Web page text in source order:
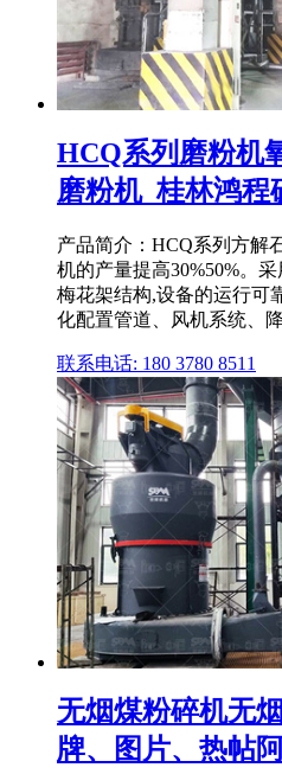
HCQ系列磨粉机
磨粉机_桂林鸿程
产品简介：HCQ系列方解
机的产量提高30%50%。
梅花架结构,设备的运行可
化配置管道、风机系统、
联系电话: 180 3780 8511
无烟煤粉碎机无
牌、图片、热帖